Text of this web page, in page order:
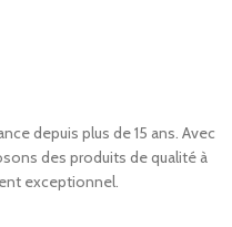
depuis plus de 15 ans. Avec
des produits de qualité à
exceptionnel.